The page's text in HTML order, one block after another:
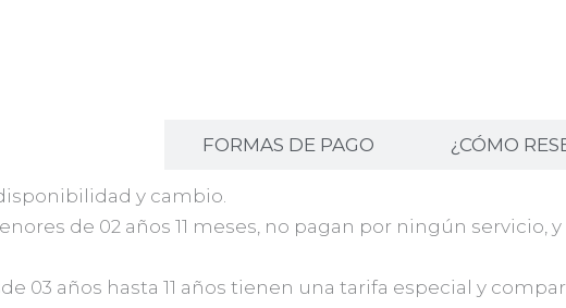
FORMAS DE PAGO ¿CÓMO
y cambio.
de 02 años 11 meses, no pagan por ningún
03 años hasta 11 años tienen una tarifa especial y